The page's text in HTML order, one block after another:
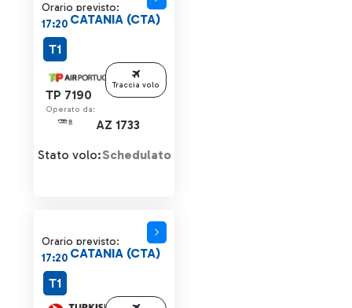
Orario previsto:
17:20
TP 7190
Operato da:
AZ 1733
CATANIA (CTA)
T1
Stato volo:Schedulato
Traccia volo
Orario previsto:
17:20 CATANIA (CTA)
T1